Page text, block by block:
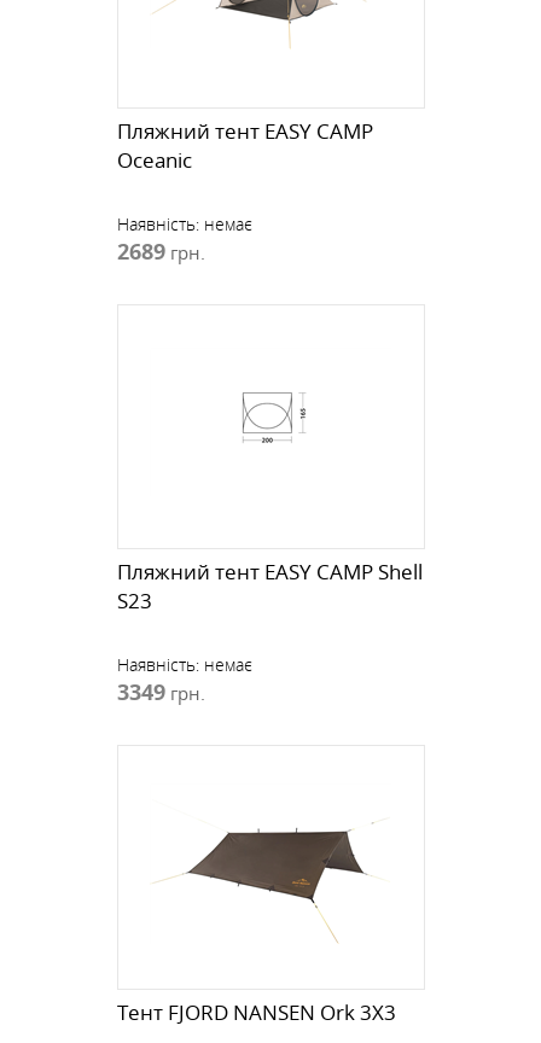
Пляжний тент EASY CAMP
Oceanic
Наявність: немає
2689 грн.
Пляжний тент EASY CAMP Shell
S23
Наявність: немає
3349 грн.
Тент FJORD NANSEN Ork 3X3